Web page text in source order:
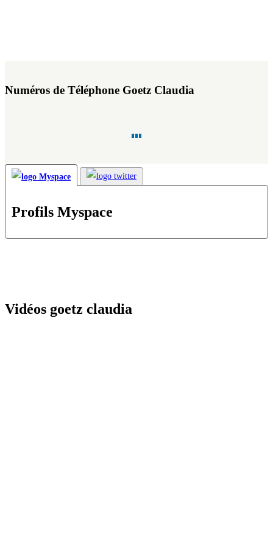
Numéros de Téléphone Goetz Claudia
Profils Myspace
Vidéos goetz claudia